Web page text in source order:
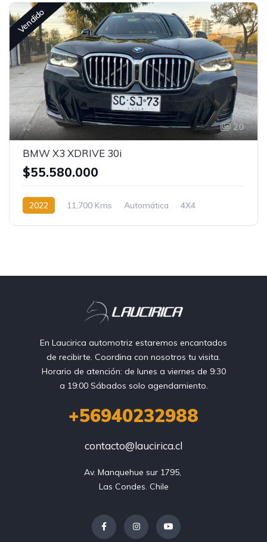
Vendido
20
BMW X3 XDRIVE 30i
$55.580.000
2022 11,700 Kms Automática 4X4
En Laucirica automotriz estaremos encantados
de recibirte. Coordina con nosotros tu visita.
Horario de atención: de lunes a viernes de 9:30
a 19:00 Sábados solo agendamiento.
+56940232988
contacto@laucirica.cl
Av. Manquehue sur 1795,
Las Condes. Chile